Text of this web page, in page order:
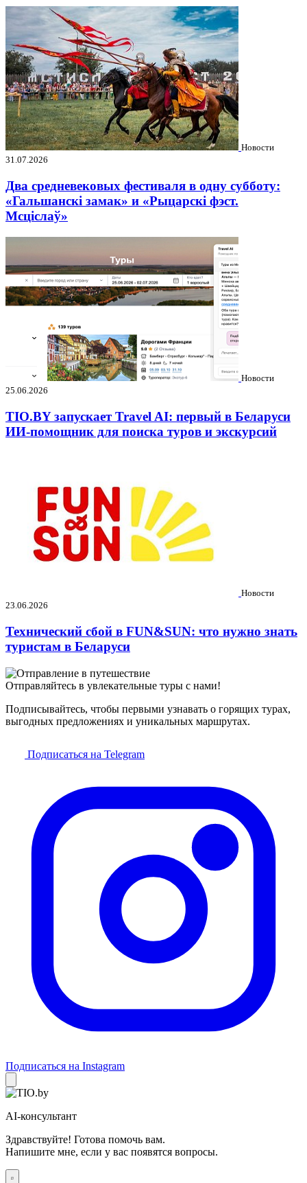
Новости
31.07.2026
Два средневековых фестиваля в одну субботу:
«Гальшанскі замак» и «Рыцарскі фэст.
Мсціслаў»
Новости
25.06.2026
TIO.BY запускает Travel AI: первый в Беларуси
ИИ-помощник для поиска туров и экскурсий
Новости
23.06.2026
Технический сбой в FUN&SUN: что нужно знать
туристам в Беларуси
Отправляйтесь в увлекательные туры с нами!
Подписывайтесь, чтобы первыми узнавать о горящих турах,
выгодных предложениях и уникальных маршрутах.
Подписаться на Telegram
Подписаться на Instagram
AI-консультант
Здравствуйте! Готова помочь вам.
Напишите мне, если у вас появятся вопросы.